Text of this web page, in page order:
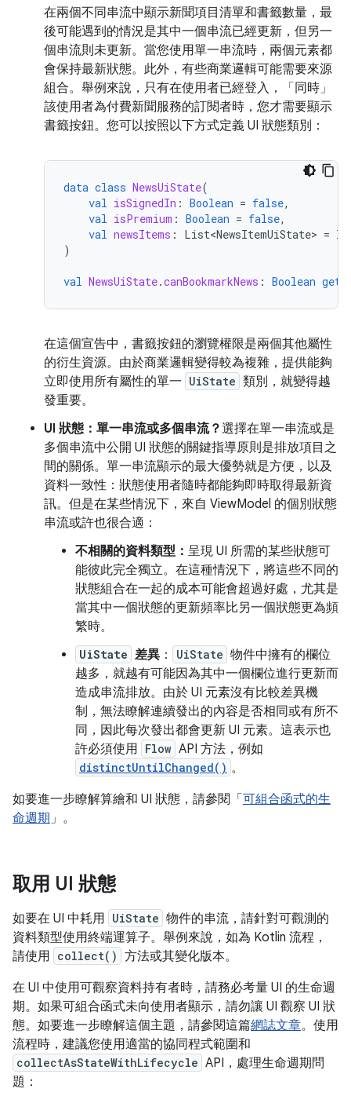
在兩個不同串流中顯示新聞項目清單和書籤數量，最
後可能遇到的情況是其中一個串流已經更新，但另一
個串流則未更新。當您使用單一串流時，兩個元素都
會保持最新狀態。此外，有些商業邏輯可能需要來源
組合。舉例來說，只有在使用者已經登入，「同時」
該使用者為付費新聞服務的訂閱者時，您才需要顯示
書籤按鈕。您可以按照以下方式定義 UI 狀態類別：
data class NewsUiState(
val isSignedIn : Boolean = false,
val isPremium : Boolean = false,
val newsItems : List<NewsItemUiState> =
)
val NewsUiState.canBookmarkNews : Boolean get
在這個宣告中，書籤按鈕的瀏覽權限是兩個其他屬性
的衍生資源。由於商業邏輯變得較為複雜，提供能夠
立即使用所有屬性的單一 UiState 類別，就變得越
發重要。
UI 狀態：單一串流或多個串流？選擇在單一串流或是
多個串流中公開 UI 狀態的關鍵指導原則是排放項目之
間的關係。單一串流顯示的最大優勢就是方便，以及
資料一致性：狀態使用者隨時都能夠即時取得最新資
訊。但是在某些情況下，來自 ViewModel 的個別狀態
串流或許也很合適：
不相關的資料類型： 呈現 UI 所需的某些狀態可
能彼此完全獨立。在這種情況下，將這些不同的
狀態組合在一起的成本可能會超過好處，尤其是
當其中一個狀態的更新頻率比另一個狀態更為頻
繁時。
UiState 差異 ： UiState 物件中擁有的欄位
越多，就越有可能因為其中一個欄位進行更新而
造成串流排放。由於 UI 元素沒有比較差異機
制，無法瞭解連續發出的內容是否相同或有所不
同，因此每次發出都會更新 UI 元素。這表示也
許必須使用 Flow API 方法，例如
distinctUntilChanged() 。
如要進一步瞭解算繪和 UI 狀態，請參閱「 可組合函式的生
命週期 」。
取用 UI 狀態
如要在 UI 中耗用 UiState 物件的串流，請針對可觀測的
資料類型使用終端運算子。舉例來說，如為 Kotlin 流程，
請使用 collect() 方法或其變化版本。
在 UI 中使用可觀察資料持有者時，請務必考量 UI 的生命週
期。如果可組合函式未向使用者顯示，請勿讓 UI 觀察 UI 狀
態。如要進一步瞭解這個主題，請參閱這篇網誌文章。使用
流程時，建議您使用適當的協同程式範圍和
collectAsStateWithLifecycle API，處理生命週期問
題：